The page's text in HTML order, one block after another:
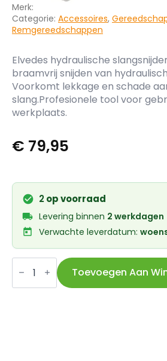
Merk:
Categorie: Accessoires,
Remgereedschappen
Elvedes hydraulische
braamvrij snijden van
Voorkomt lekkage en schade
slang.Profesionele tool voor
werkplaats.
€ 79,95
2op voorraad
Levering binnen 2 werkdagen
Verwachte leverdatum:
Elvedes
hydraulische
slangsnijder
professionele
Toevoegen Aan